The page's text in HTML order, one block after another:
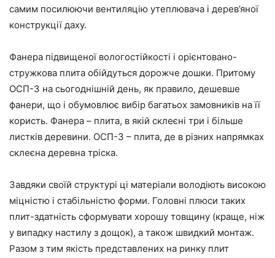
самим посилюючи вентиляцію утеплювача і дерев’яної
конструкції даху.
Фанера підвищеної вологостійкості і орієнтовано-
стружкова плита обійдуться дорожче дошки. Притому
ОСП-3 на сьогоднішній день, як правило, дешевше
фанери, що і обумовлює вибір багатьох замовників на її
користь. Фанера – плита, в якій склеєні три і більше
листків деревини. ОСП-3 – плита, де в різних напрямках
склеєна деревна тріска.
Завдяки своїй структурі ці матеріали володіють високою
міцністю і стабільністю форми. Головні плюси таких
плит-здатність сформувати хорошу товщину (краще, ніж
у випадку настилу з дощок), а також швидкий монтаж.
Разом з тим якість представлених на ринку плит